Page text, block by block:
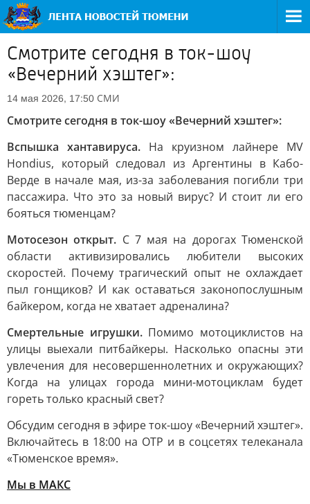
Смотрите сегодня в ток-шоу
«Вечерний хэштег»:
14 мая 2026, 17:50 СМИ
Смотрите сегодня в ток-шоу «Вечерний хэштег»:
Вспышка хантавируса. На круизном лайнере MV
Hondius, который следовал из Аргентины в Кабо-
Верде в начале мая, из-за заболевания погибли три
пассажира. Что это за новый вирус? И стоит ли его
бояться тюменцам?
Мотосезон открыт. С 7 мая на дорогах Тюменской
области активизировались любители высоких
скоростей. Почему трагический опыт не охлаждает
пыл гонщиков? И как оставаться законопослушным
байкером, когда не хватает адреналина?
Смертельные игрушки.Помимо мотоциклистов на
улицы выехали питбайкеры. Насколько опасны эти
увлечения для несовершеннолетних и окружающих?
Когда на улицах города мини-мотоциклам будет
гореть только красный свет?
Обсудим сегодня в эфире ток-шоу «Вечерний хэштег».
Включайтесь в 18:00 на ОТР и в соцсетях телеканала
«Тюменское время».
Мы в MAКС